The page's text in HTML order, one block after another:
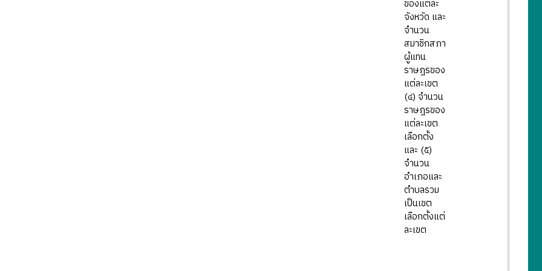
ของแต่ละ
จังหวัด และ
จำนวน
สมาชิกสภา
ผู้แทน
ราษฎรของ
แต่ละเขต
(๔) จำนวน
ราษฎรของ
แต่ละเขต
เลือกตั้ง
และ (๕)
จำนวน
อำเภอและ
ตำบลรวม
เป็นเขต
เลือกตั้งแต่
ละเขต